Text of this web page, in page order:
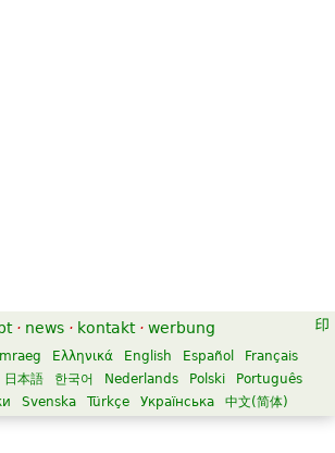
· news · kontakt · werbung
Ελληνικά English Español
Français
日本語 한국어 Nederlands Polski
Português
Svenska Türkçe Українська 中文(简体)